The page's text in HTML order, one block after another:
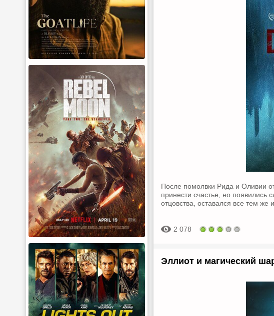
После помолвки Рида и Оливии
принести счастье, но появились
отцовства, оставался все тем
2 078
Эллиот и магический